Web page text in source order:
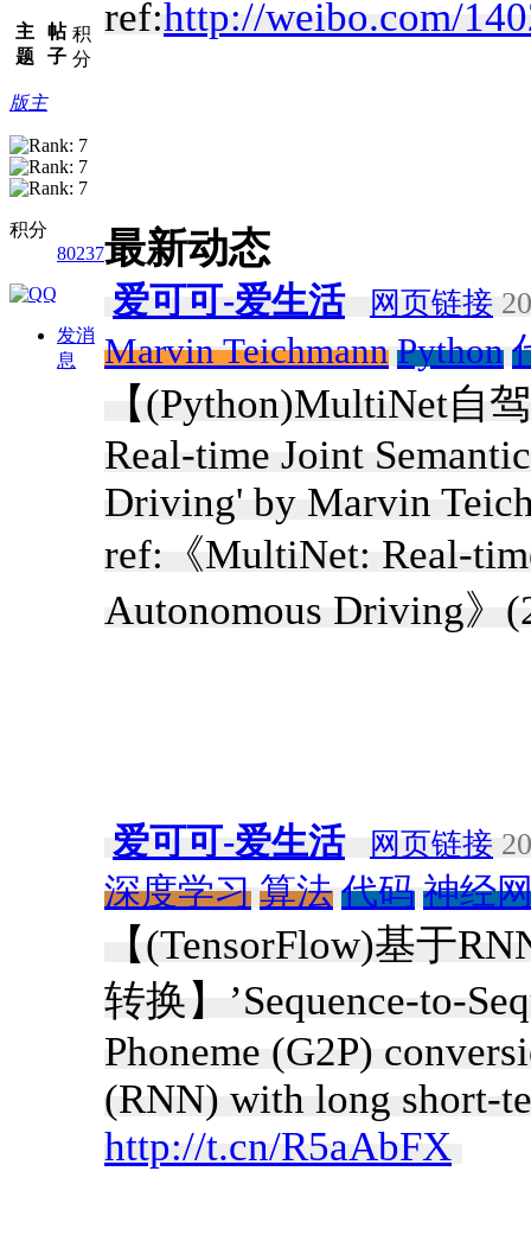
主
题
帖
子
积
分
版主
积分
80237
发消
息
ref:http://weibo.com/
最新动态
爱可可-爱生活 网页链接
Marvin Teichmann Python
【(Python)MultiNet自
Real-time Joint
Driving' by Marvin
ref:《MultiNet: Real-
Autonomous Driving》
爱可可-爱生活 网页链接
深度学习 算法 代码 神经
【(TensorFlow)基于
转换】’Sequence-to-
Phoneme (G2P)
(RNN) with long short-
http://t.cn/R5aAbFX